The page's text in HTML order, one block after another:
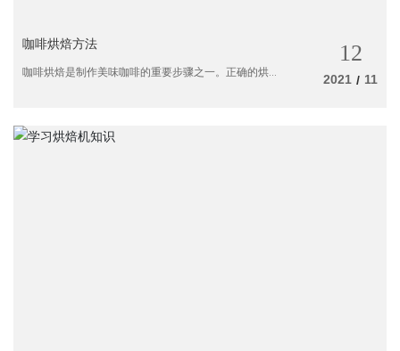
咖啡烘焙方法
咖啡烘焙是制作美味咖啡的重要步骤之一。正确的烘
12
2021 / 11